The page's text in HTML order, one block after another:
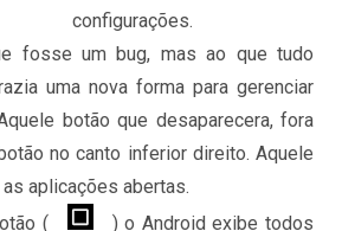
configurações.
fosse um bug, mas ao que tudo
uma nova forma para gerenciar
botão que desaparecera, fora
no canto inferior direito. Aquele
aplicações abertas.
(
) o Android exibe todos